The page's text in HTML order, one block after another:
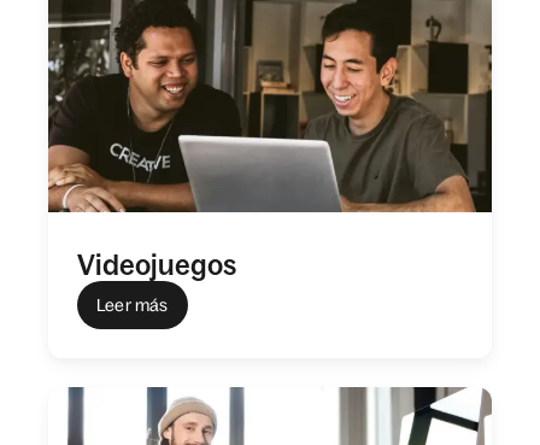
Videojuegos
Leer más